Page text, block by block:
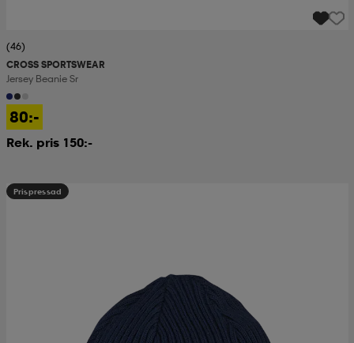
(46)
CROSS SPORTSWEAR
Jersey Beanie Sr
80:-
Rek. pris 150:-
Prispressad